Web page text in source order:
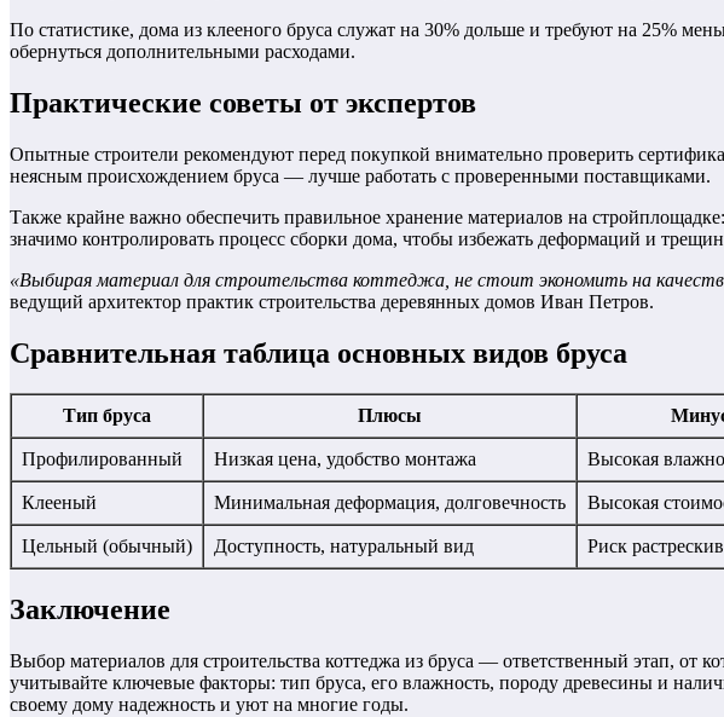
По статистике, дома из клееного бруса служат на 30% дольше и требуют на 25%
обернуться дополнительными расходами.
Практические советы от экспертов
Опытные строители рекомендуют перед покупкой внимательно проверить
неясным происхождением бруса — лучше работать с проверенными поставщиками.
Также крайне важно обеспечить правильное хранение материалов на
значимо контролировать процесс сборки дома, чтобы избежать деформаций и
«Выбирая материал для строительства коттеджа, не стоит экономить на
ведущий архитектор практик строительства деревянных домов Иван Петров.
Сравнительная таблица основных видов бруса
Тип бруса Плюсы
Профилированный Низкая цена, удобство монтажа Высокая
Клееный Минимальная деформация, долговечность Высокая
Цельный (обычный) Доступность, натуральный вид Риск
Заключение
Выбор материалов для строительства коттеджа из бруса — ответственный этап,
учитывайте ключевые факторы: тип бруса, его влажность, породу древесины и
своему дому надежность и уют на многие годы.